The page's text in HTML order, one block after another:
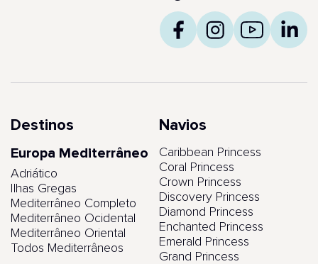
Destinos
Europa Mediterrâneo
Adriático
Ilhas Gregas
Mediterrâneo Completo
Mediterrâneo Ocidental
Mediterrâneo Oriental
Todos Mediterrâneos
Navios
Caribbean Princess
Coral Princess
Crown Princess
Discovery Princess
Diamond Princess
Enchanted Princess
Emerald Princess
Grand Princess